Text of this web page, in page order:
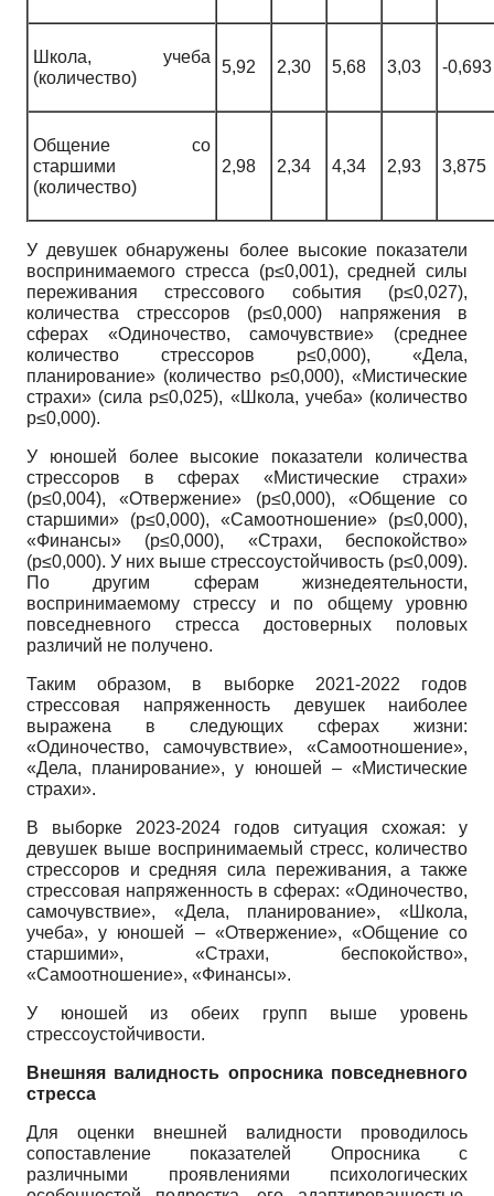
Школа, учеба
(количество)
5,92 2,30 5,68 3,03 -0,693
Общение со
старшими
(количество)
2,98 2,34 4,34 2,93 3,875
У девушек обнаружены более высокие показатели
воспринимаемого стресса (p≤0,001), средней силы
переживания стрессового события (p≤0,027),
количества стрессоров (p≤0,000) напряжения в
сферах «Одиночество, самочувствие» (среднее
количество стрессоров p≤0,000), «Дела,
планирование» (количество p≤0,000), «Мистические
страхи» (сила p≤0,025), «Школа, учеба» (количество
p≤0,000).
У юношей более высокие показатели количества
стрессоров в сферах «Мистические страхи»
(p≤0,004), «Отвержение» (p≤0,000), «Общение со
старшими» (p≤0,000), «Самоотношение» (p≤0,000),
«Финансы» (p≤0,000), «Страхи, беспокойство»
(p≤0,000). У них выше стрессоустойчивость (p≤0,009).
По другим сферам жизнедеятельности,
воспринимаемому стрессу и по общему уровню
повседневного стресса достоверных половых
различий не получено.
Таким образом, в выборке 2021-2022 годов
стрессовая напряженность девушек наиболее
выражена в следующих сферах жизни:
«Одиночество, самочувствие», «Самоотношение»,
«Дела, планирование», у юношей – «Мистические
страхи».
В выборке 2023-2024 годов ситуация схожая: у
девушек выше воспринимаемый стресс, количество
стрессоров и средняя сила переживания, а также
стрессовая напряженность в сферах: «Одиночество,
самочувствие», «Дела, планирование», «Школа,
учеба», у юношей – «Отвержение», «Общение со
старшими», «Страхи, беспокойство»,
«Самоотношение», «Финансы».
У юношей из обеих групп выше уровень
стрессоустойчивости.
Внешняя валидность опросника повседневного
стресса
Для оценки внешней валидности проводилось
сопоставление показателей Опросника с
различными проявлениями психологических